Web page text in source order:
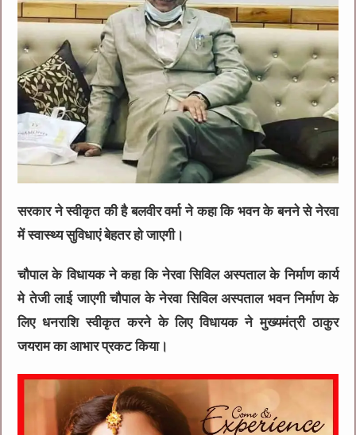
सरकार ने स्वीकृत की है बलवीर वर्मा ने कहा कि भवन के बनने से नेरवा
में स्वास्थ्य सुविधाएं बेहतर हो जाएगी।
चौपाल के विधायक ने कहा कि नेरवा सिविल अस्पताल के निर्माण कार्य
मे तेजी लाई जाएगी चौपाल के नेरवा सिविल अस्पताल भवन निर्माण के
लिए धनराशि स्वीकृत करने के लिए विधायक ने मुख्यमंत्री ठाकुर
जयराम का आभार प्रकट किया।